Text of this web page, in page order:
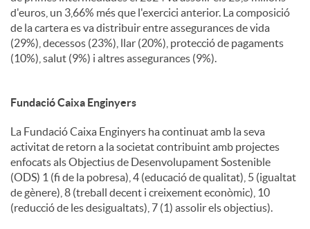
d'euros, un 3,66% més que l'exercici anterior. La composició
de la cartera es va distribuir entre assegurances de vida
(29%), decessos (23%), llar (20%), protecció de pagaments
(10%), salut (9%) i altres assegurances (9%).
Fundació Caixa Enginyers
La Fundació Caixa Enginyers ha continuat amb la seva
activitat de retorn a la societat contribuint amb projectes
enfocats als Objectius de Desenvolupament Sostenible
(ODS) 1 (fi de la pobresa), 4 (educació de qualitat), 5 (igualtat
de gènere), 8 (treball decent i creixement econòmic), 10
(reducció de les desigualtats), 7 (1) assolir els objectius).